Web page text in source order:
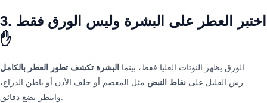
3. اختبر العطر على البشرة وليس الورق فقط
✋
الورق يظهر النوتات العليا فقط، بينما البشرة تكشف تطور العطر بالكامل
.
رش القليل على نقاط النبض مثل المعصم أو خلف الأذن أو باطن الذراع،
وانتظر بضع دقائق.